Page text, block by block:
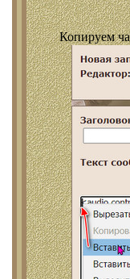
Копируем